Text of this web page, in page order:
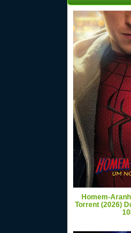
Homem-
Torrent (2026)